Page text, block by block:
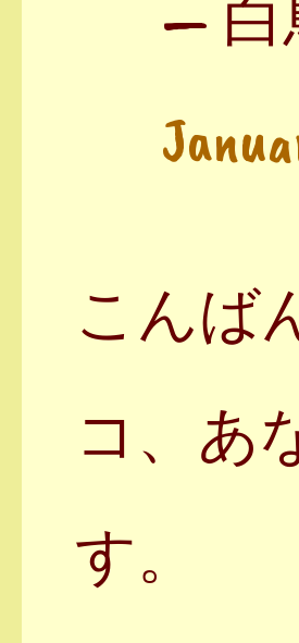
— 白
こんば
コ、あ
す。